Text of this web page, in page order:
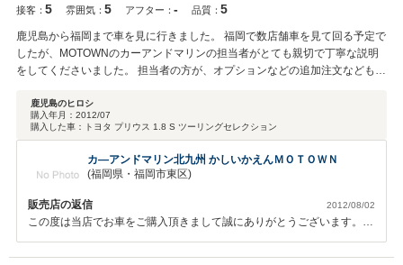
何でも結構ですので、お気軽にご相談下さいませ。 この度は、誠にあ
接客：5 雰囲気：5 アフター：- 品質：5
鹿児島から福岡まで車を見に行きました。 福岡で数店舗車を見て回る予定で
したが、MOTOWNのカーアンドマリンの担当者がとても親切で丁寧な説明
をしてくださいました。 担当者の方が、オプションなどの追加注文なども快
局朝から夕方まで暑い中、相談に乗ってくださり、現在、契約し、納車準備
中です。また、福岡に受け取りに行くのが楽しみです。
鹿児島のヒロシ
購入年月： 2012/07
購入した車：
トヨタ プリウス 1.8 S ツーリングセレクション
カ―アンドマリン北九州 かしいかえんＭＯＴＯＷＮ
(福岡県・福岡市東区)
販売店の返信 2012/08/02
この度は当店でお車をご購入頂きまして誠にありがとうございます。
からという事もあり不安な事もあったかと思いますが、ご満足頂けて大